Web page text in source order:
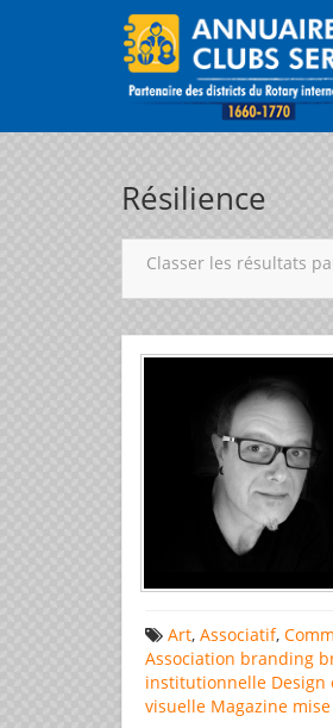
Résilience
Classer les résultats
Art, Associatif,
Association branding
institutionnelle Design
visuelle Magazine